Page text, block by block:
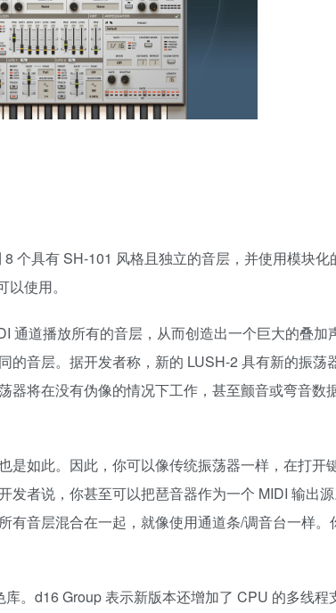
个具有 SH-101 风格且独立的音层，并使用模块化
使用。
道播放所有的音层，从而创造出一个巨大的叠加
音层。据开发者称，新的 LUSH-2 具有新的振荡
将在没有伪像的情况下工作，甚至颤音或弯音数
如此。因此，你可以像传统振荡器一样，在打开
者说，你甚至可以把琶音器作为一个 MIDI 输出
音层混合在一起，就像使用通道条/调音台一样。
。d16 Group 表示新版本还增加了 CPU 的多线程